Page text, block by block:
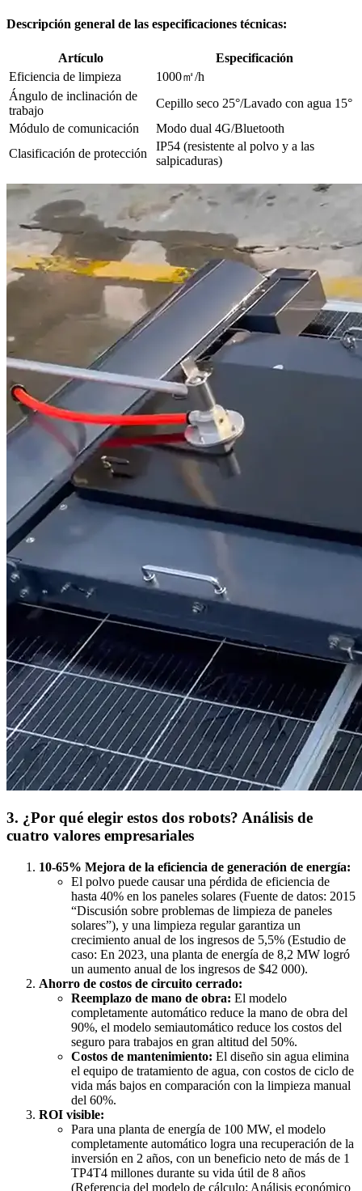
Descripción general de las especificaciones técnicas:
Artículo
Especificación
Eficiencia de limpieza
1000㎡/h
Ángulo de inclinación de
trabajo
Cepillo seco 25°/Lavado con agua 15°
Módulo de comunicación
Modo dual 4G/Bluetooth
Clasificación de protección
IP54 (resistente al polvo y a las
salpicaduras)
3. ¿Por qué elegir estos dos robots? Análisis de
cuatro valores empresariales
10-65% Mejora de la eficiencia de generación de energía:
El polvo puede causar una pérdida de eficiencia de
hasta 40% en los paneles solares (Fuente de datos: 2015
“Discusión sobre problemas de limpieza de paneles
solares”), y una limpieza regular garantiza un
crecimiento anual de los ingresos de 5,5% (Estudio de
caso: En 2023, una planta de energía de 8,2 MW logró
un aumento anual de los ingresos de $42 000).
Ahorro de costos de circuito cerrado:
Reemplazo de mano de obra: El modelo
completamente automático reduce la mano de obra del
90%, el modelo semiautomático reduce los costos del
seguro para trabajos en gran altitud del 50%.
Costos de mantenimiento: El diseño sin agua elimina
el equipo de tratamiento de agua, con costos de ciclo de
vida más bajos en comparación con la limpieza manual
del 60%.
ROI visible:
Para una planta de energía de 100 MW, el modelo
completamente automático logra una recuperación de la
inversión en 2 años, con un beneficio neto de más de 1
TP4T4 millones durante su vida útil de 8 años
(Referencia del modelo de cálculo: Análisis económico